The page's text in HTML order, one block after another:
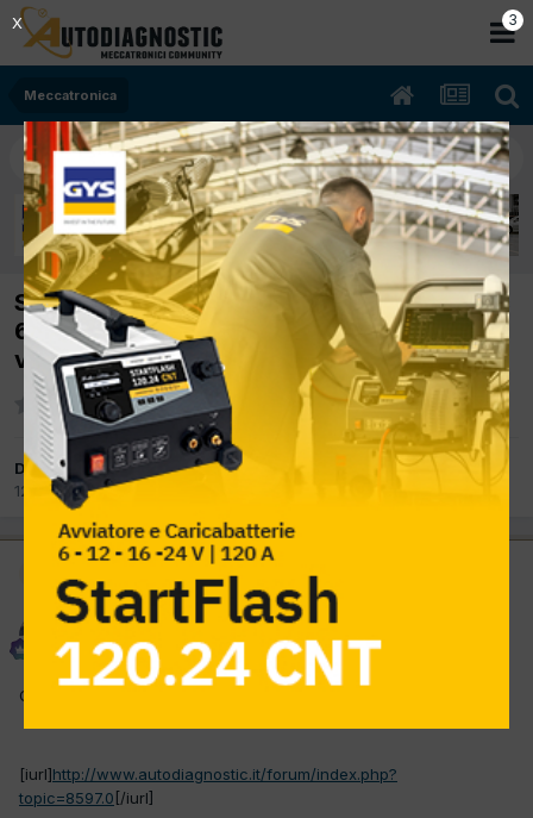
Meccatronica
SPOSTATO: [250D mod 124 09/1992 2497cc
602962 93Kw Diesel] Ubicazione resistenza
ventola abitacolo
Da El mecanic
12 Marzo 2012in
El mecanic
Inviato12 Marzo 2012
Questo topic è stato spostato in
[iurl]http://www.autodiagnostic.it/forum/index.php?
topic=8597.0 [/iurl]
2
X